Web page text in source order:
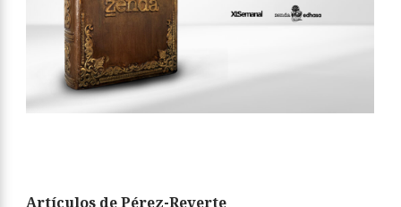
Artículos de Pérez-Reverte